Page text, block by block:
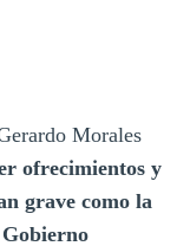
Morales
ofrecimientos y
grave como la